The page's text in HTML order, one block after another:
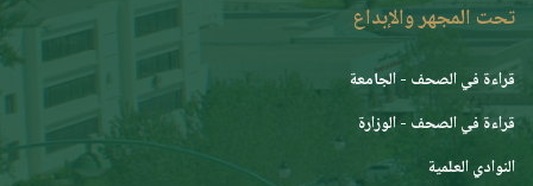
تحت المجهر والإبداع
قراءة في الصحف - الجامعة
قراءة في الصحف - الوزارة
النوادي العلمية